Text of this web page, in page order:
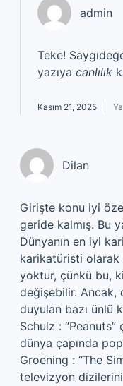
admin
Teke!
yazıya canlılık
Kasım 21, 2025
Dilan
Girişte konu iyi
geride kalmış. Bu
Dünyanın en iyi
karikatüristi
yoktur, çünkü bu,
değişebilir. Ancak,
duyulan bazı ünlü
Schulz :
dünya çapında
Groening : “The
televizyon